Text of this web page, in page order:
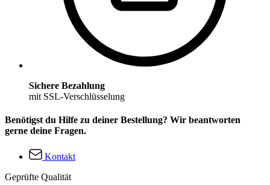
Sichere Bezahlung
mit SSL-Verschlüsselung
Benötigst du Hilfe zu deiner Bestellung? Wir beantworten
gerne deine Fragen.
Kontakt
Geprüfte Qualität